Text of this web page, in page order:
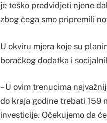
je teško predvidjeti njene
zbog čega smo pripremili
U okviru mjera koje su
boračkog dodatka i
– U ovim trenucima
do kraja godine trebati 159
investicije. Očekujemo da